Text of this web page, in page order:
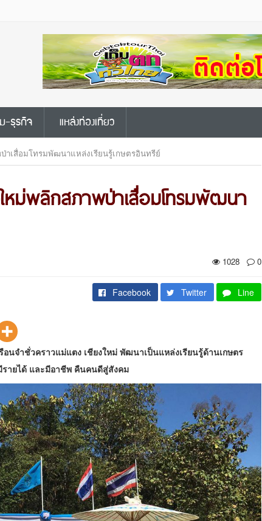
-ธุรกิจ แหล่งท่องเที่ยว
าเสื่อมโทรมพัฒนาแหล่งเรียนรู้เกษตรอินทรีย์
ใหม่พลิกสภาพป่าเสื่อมโทรมพัฒนา
1028 0
Facebook Twitter Line
อนจำชั่วคราวแม่แตง เชียงใหม่ พัฒนาเป็นแหล่งเรียนรู้ด้านเกษตร
รายได้ และมีอาชีพ คืนคนดีสู่สังคม